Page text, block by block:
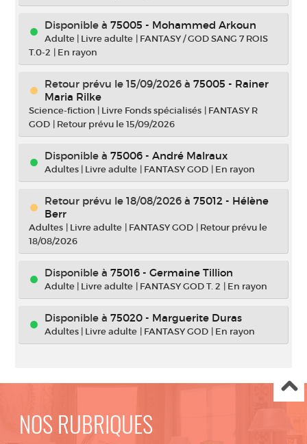
Disponible à 75005 - Mohammed Arkoun
Adulte | Livre adulte | FANTASY / GOD SANG 7 ROIS
T.0-2 | En rayon
Retour prévu le 15/09/2026 à 75005 - Rainer
Maria Rilke
Science-fiction | Livre Fonds spécialisés | FANTASY R
GOD | Retour prévu le 15/09/2026
Disponible à 75006 - André Malraux
Adultes | Livre adulte | FANTASY GOD | En rayon
Retour prévu le 18/08/2026 à 75012 - Hélène
Berr
Adultes | Livre adulte | FANTASY GOD | Retour prévu le
18/08/2026
Disponible à 75016 - Germaine Tillion
Adulte | Livre adulte | FANTASY GOD T. 2 | En rayon
Disponible à 75020 - Marguerite Duras
Adultes | Livre adulte | FANTASY GOD | En rayon
NOS RUBRIQUES